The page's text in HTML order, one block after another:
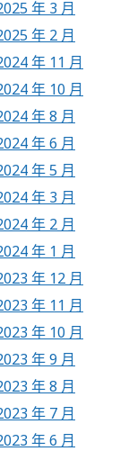
年 3 月
年 2 月
年 11 月
年 10 月
年 8 月
年 6 月
年 5 月
年 3 月
年 2 月
年 1 月
年 12 月
年 11 月
年 10 月
年 9 月
年 8 月
年 7 月
年 6 月